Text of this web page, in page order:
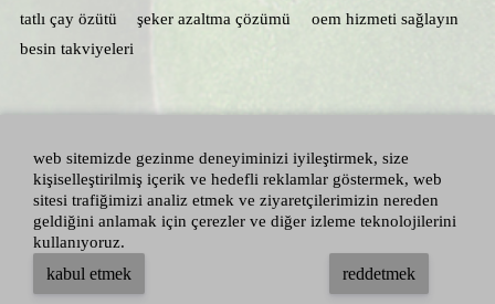
tatlı çay özütü
şeker azaltma çözümü
oem hizmeti sağlayın
besin takviyeleri
site haritası
şartlar ve koşullar|blog
web sitemizde gezinme deneyiminizi iyileştirmek, size
kişiselleştirilmiş içerik ve hedefli reklamlar göstermek, web
sitesi trafiğimizi analiz etmek ve ziyaretçilerimizin nereden
geldiğini anlamak için çerezler ve diğer izleme teknolojilerini
kullanıyoruz.
kabul etmek reddetmek